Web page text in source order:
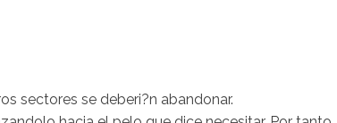
sectores se deberi?n abandonar.